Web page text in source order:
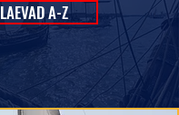
LAEVAD A-Z